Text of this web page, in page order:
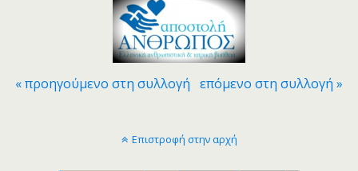
« προηγούμενο στη συλλογή επόμενο στη συλλογή »
Επιστροφή στην αρχή